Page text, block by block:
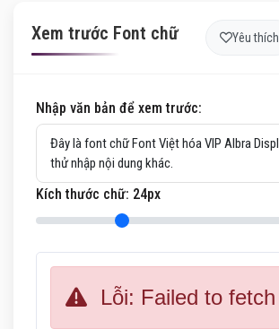
Xem trước Font chữ Yêu thích
Nhập văn bản để xem trước:
Kích thước chữ: 24px
Lỗi: Failed to fetch